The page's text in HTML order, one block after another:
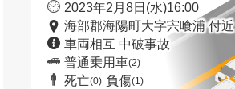
2023年2月8日(水)16:00
海部郡海陽町大字宍喰浦 付近
車両相互 中破事故
普通乗用車(2)
死亡(0) 負傷(1)